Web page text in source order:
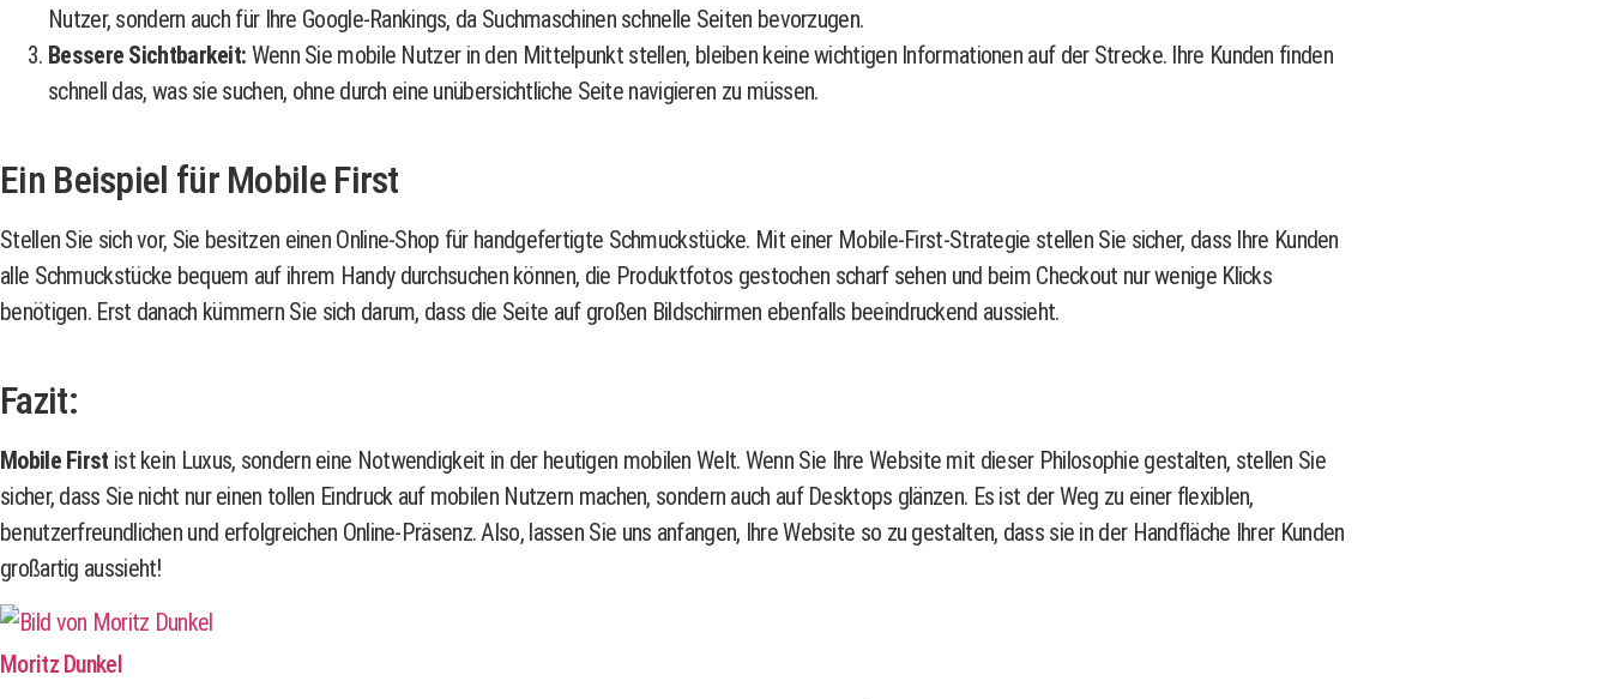
Nutzer, sondern auch für Ihre Google-Rankings, da Suchmaschinen schnelle Seiten bevorzugen.
Bessere Sichtbarkeit: Wenn Sie mobile Nutzer in den Mittelpunkt stellen, bleiben keine wichtigen Informationen auf der Strecke. Ihre Kunden finden
schnell das, was sie suchen, ohne durch eine unübersichtliche Seite navigieren zu müssen.
Ein Beispiel für Mobile First
Stellen Sie sich vor, Sie besitzen einen Online-Shop für handgefertigte Schmuckstücke. Mit einer Mobile-First-Strategie stellen Sie sicher, dass Ihre Kunden
alle Schmuckstücke bequem auf ihrem Handy durchsuchen können, die Produktfotos gestochen scharf sehen und beim Checkout nur wenige Klicks
benötigen. Erst danach kümmern Sie sich darum, dass die Seite auf großen Bildschirmen ebenfalls beeindruckend aussieht.
Fazit:
Mobile First ist kein Luxus, sondern eine Notwendigkeit in der heutigen mobilen Welt. Wenn Sie Ihre Website mit dieser Philosophie gestalten, stellen Sie
sicher, dass Sie nicht nur einen tollen Eindruck auf mobilen Nutzern machen, sondern auch auf Desktops glänzen. Es ist der Weg zu einer flexiblen,
benutzerfreundlichen und erfolgreichen Online-Präsenz. Also, lassen Sie uns anfangen, Ihre Website so zu gestalten, dass sie in der Handfläche Ihrer Kunden
großartig aussieht!
Moritz Dunkel